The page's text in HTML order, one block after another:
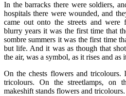
In the barracks there were soldiers,
hospitals there were wounded, and
came out onto the streets and
blurry years it was the first time that
sombre summers it was the first time
but life. And it was as though that
the air, was a symbol, as it rises and as
On the chests flowers and
tricolours. On the streetlamps, on
makeshift stands flowers and tricolours.